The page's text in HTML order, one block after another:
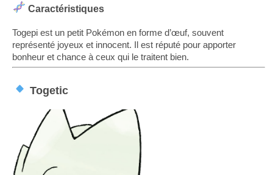
Caractéristiques
Togepi est un petit Pokémon en forme d’œuf, souvent
représenté joyeux et innocent. Il est réputé pour apporter
bonheur et chance à ceux qui le traitent bien.
Togetic